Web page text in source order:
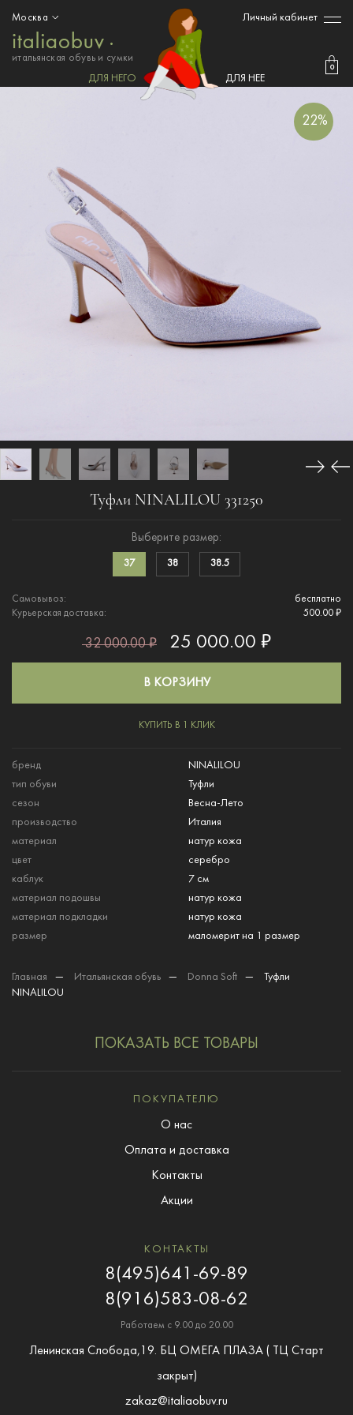
итальянская обувь и сумки
Москва Личный кабинет
0
ДЛЯ НЕГО ДЛЯ НЕЕ
22%
Туфли NINALILOU 331250
Выберите размер:
37 38 38.5
Самовывоз:
бесплатно
Курьерская доставка:
500.00 ₽
32 000.00 ₽ 25 000.00 ₽
В КОРЗИНУ
КУПИТЬ В 1 КЛИК
бренд
NINALILOU
тип обуви
Туфли
сезон
Весна-Лето
производство
Италия
материал
натур кожа
цвет
серебро
каблук
7 см
материал подошвы
натур кожа
материал подкладки
натур кожа
размер
маломерит на 1 размер
Главная — Итальянская обувь — Donna Soft —
Туфли
NINALILOU
ПОКАЗАТЬ ВСЕ ТОВАРЫ
ПОКУПАТЕЛЮ
О нас
Оплата и доставка
Контакты
Акции
КОНТАКТЫ
8(495)641-69-89
8(916)583-08-62
Работаем с 9.00 до 20.00
Ленинская Слобода,19. БЦ ОМЕГА ПЛАЗА ( ТЦ Старт
закрыт)
zakaz@italiaobuv.ru